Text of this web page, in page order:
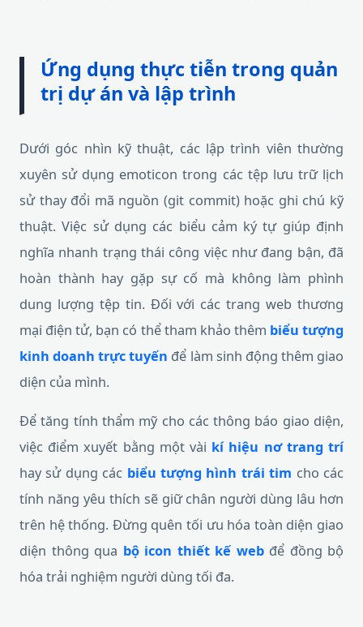
Ứng dụng thực tiễn trong quản
trị dự án và lập trình
Dưới góc nhìn kỹ thuật, các lập trình viên thường
xuyên sử dụng emoticon trong các tệp lưu trữ lịch
sử thay đổi mã nguồn (git commit) hoặc ghi chú kỹ
thuật. Việc sử dụng các biểu cảm ký tự giúp định
nghĩa nhanh trạng thái công việc như đang bận, đã
hoàn thành hay gặp sự cố mà không làm phình
dung lượng tệp tin. Đối với các trang web thương
mại điện tử, bạn có thể tham khảo thêm biểu tượng
kinh doanh trực tuyến để làm sinh động thêm giao
diện của mình.
Để tăng tính thẩm mỹ cho các thông báo giao diện,
việc điểm xuyết bằng một vài kí hiệu nơ trang trí
hay sử dụng các biểu tượng hình trái tim cho các
tính năng yêu thích sẽ giữ chân người dùng lâu hơn
trên hệ thống. Đừng quên tối ưu hóa toàn diện giao
diện thông qua bộ icon thiết kế webđể đồng bộ
hóa trải nghiệm người dùng tối đa.